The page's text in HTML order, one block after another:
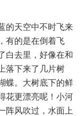
的天空中不时飞来
有的是在倒着飞
白去里，好像在和
落下来了几片树
蝶。大树底下的鲜
花更漂亮呢！小河
阵风吹过，水面上